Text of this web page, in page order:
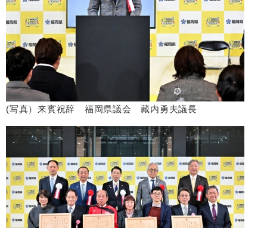
(写真）来賓祝辞 福岡県議会 藏内勇夫議長